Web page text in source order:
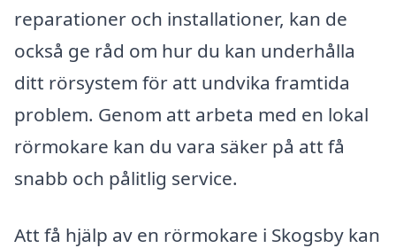
reparationer och installationer, kan de
också ge råd om hur du kan underhålla
ditt rörsystem för att undvika framtida
problem. Genom att arbeta med en lokal
rörmokare kan du vara säker på att få
snabb och pålitlig service.
Att få hjälp av en rörmokare i Skogsby kan